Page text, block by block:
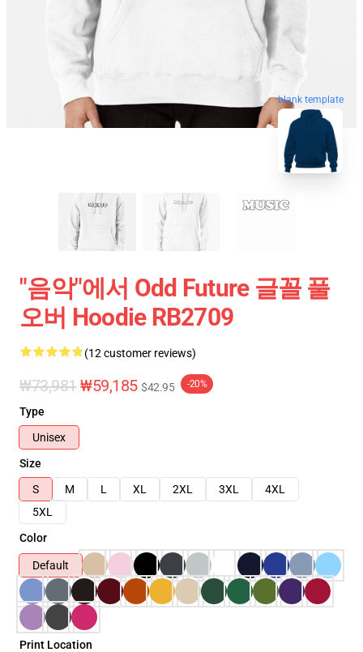
blank template
"음악"에서 Odd Future 글꼴 풀
오버 Hoodie RB2709
(12 customer reviews)
₩73,981 ₩59,185 $42.95 -20%
Type
Unisex
Size
S
M L XL 2XL 3XL
4XL
5XL
Color
Default
Print Location